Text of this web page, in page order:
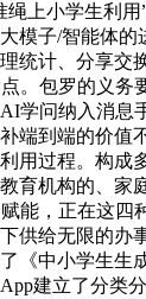
绳上小学生利
模子/智能体的
统计、分享交
。包罗的义务
学问纳入消息
端到端的价值
用过程。构成
育机构的、家
能，正在这四
供给无限的办
《中小学生生
建立了分类